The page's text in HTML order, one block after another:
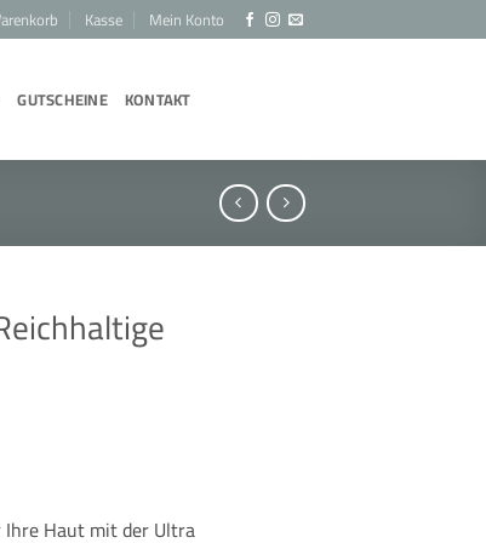
Kasse Mein Konto
GUTSCHEINE KONTAKT
Ihre Haut mit der Ultra